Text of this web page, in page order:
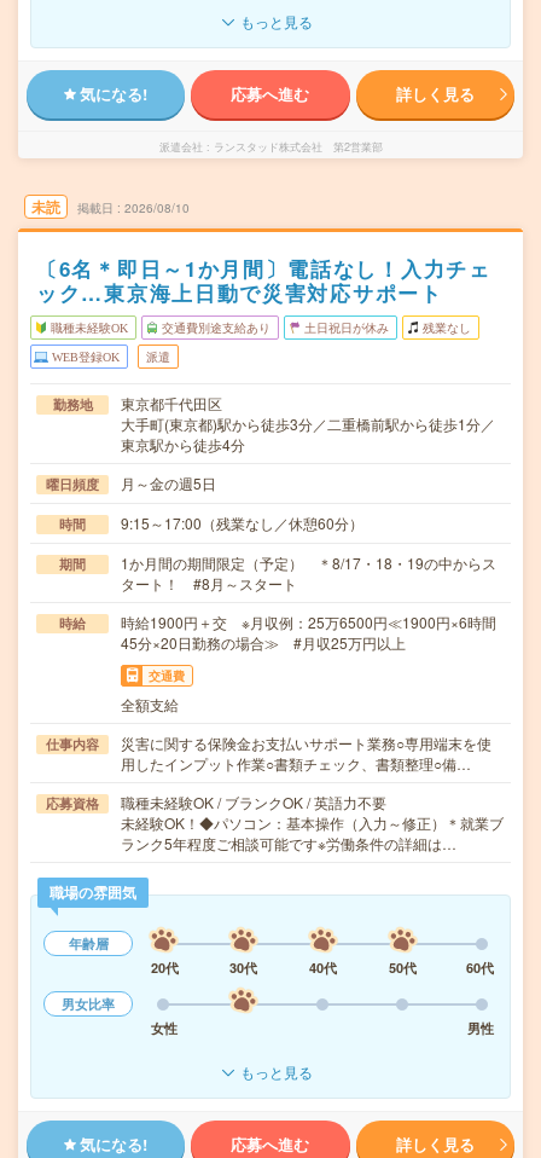
もっと見る
気になる! 応募へ進む 詳しく見る
派遣会社 ランスタッド株式会社 第2営業部
未読 掲載日 2026/08/10
〔6名＊即日～1か月間〕電話なし！入力チェ
ック…東京海上日動で災害対応サポート
職種未経験OK 交通費別途支給あり 土日祝日が休み 残業なし
WEB登録OK 派遣
勤務地
東京都千代田区
大手町(東京都)駅から徒歩3分／二重橋前駅から徒歩1分／
東京駅から徒歩4分
曜日頻度 月～金の週5日
時間 9:15～17:00（残業なし／休憩60分）
期間
1か月間の期間限定（予定） ＊8/17・18・19の中からス
タート！ #8月～スタート
時給
時給1900円＋交 ※月収例：25万6500円≪1900円×6時間
45分×20日勤務の場合≫ #月収25万円以上
交通費
全額支給
仕事内容
災害に関する保険金お支払いサポート業務○専用端末を使
用したインプット作業○書類チェック、書類整理○備…
応募資格
職種未経験OK / ブランクOK / 英語力不要
未経験OK！◆パソコン：基本操作（入力～修正）＊就業ブ
ランク5年程度ご相談可能です※労働条件の詳細は…
職場の雰囲気
年齢層
20代
30代 40代 50代
60代
男女比率
女性
男性
もっと見る
気になる! 応募へ進む 詳しく見る